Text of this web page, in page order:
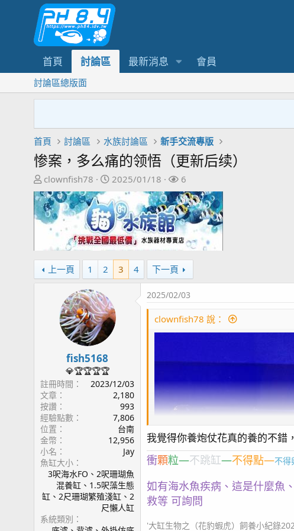
首頁 討論區 最新消息 會員
討論區總版面
首頁 討論區 水族討論區 新手交流專版
惨案，多么痛的领悟（更新后续）
主
題
發
起
人
clownfish78
開
日
期
2025/01/18
關
注
者
6
上一頁 1 2 3 4 下一頁
fish5168
💎🏆🏆🏆🏆
註冊時間
2023/12/03
文章
2,180
按讚
993
經驗點數
7,806
位置
台南
金幣
12,956
小名
Jay
魚缸大小
3呎海水FO、2呎珊瑚魚
混養缸、1.5呎藻生態
缸、2尺珊瑚繁殖淺缸、2
尺懶人缸
系統類別
2025/02/03
clownfish78 說：
我覺得你養炮仗花真的養的不錯
衝顆粒—不跳缸—不得點—不
如有海水魚疾病、這是什麼魚
救等 可詢問
'大缸生物之（花豹蝦虎）飼養小紀錄